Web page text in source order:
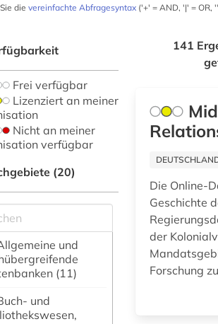
die vereinfachte Abfragesyntax ('+' = AND, '|' = OR,
Frei verfügbar
Lizenziert an meiner
Nicht an meiner
verfügbar
(20)
und
(11)
und
141
Die Online-
Geschichte
der
Forschung